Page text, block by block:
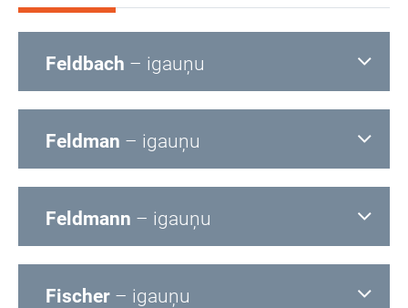
Feldbach – igauņu
Feldman – igauņu
Feldmann – igauņu
Fischer – igauņu